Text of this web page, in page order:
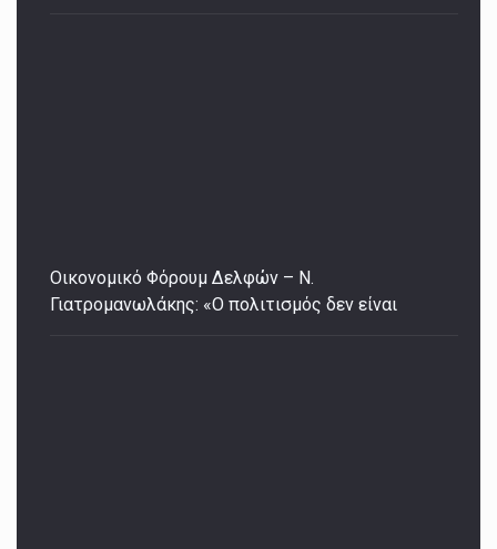
Οικονομικό Φόρουμ Δελφών – Ν.
Γιατρομανωλάκης: «Ο πολιτισμός δεν είναι